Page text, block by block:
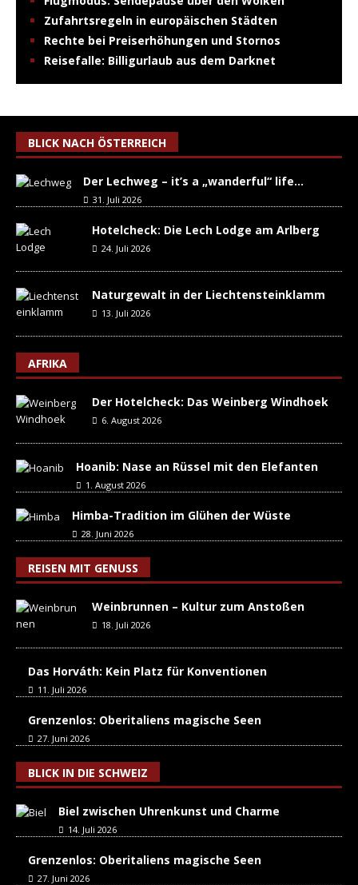
Zufahrtsregeln in europäischen Städten
Rechte bei Preiserhöhungen und Stornos
Reisefalle: Billigurlaub aus dem Darknet
BLICK NACH ÖSTERREICH
Der Lechweg – it’s a „wanderful“ life…
31. Juli 2026
Hotelcheck: Die Lech Lodge am Arlberg
24. Juli 2026
Naturgewalt in der Liechtensteinklamm
13. Juli 2026
AFRIKA
Der Hotelcheck: Das Weinberg Windhoek
6. August 2026
Hoanib: Nase an Rüssel mit den Elefanten
1. August 2026
Himba-Tradition im Glühen der Wüste
28. Juni 2026
REISEN MIT GENUSS
Weinbrunnen – Kultur zum Anstoßen
18. Juli 2026
Das Horváth: Kein Platz für Konventionen
11. Juli 2026
Grenzenlos: Oberitaliens magische Seen
27. Juni 2026
BLICK IN DIE SCHWEIZ
Biel zwischen Uhrenkunst und Charme
14. Juli 2026
Grenzenlos: Oberitaliens magische Seen
27. Juni 2026